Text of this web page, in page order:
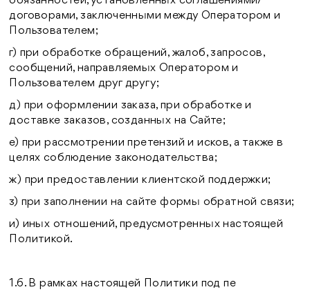
договорами, заключенными между Оператором и
Пользователем;
г) при обработке обращений, жалоб, запросов,
сообщений, направляемых Оператором и
Пользователем друг другу;
д) при оформлении заказа, приобработке и
доставке заказов, созданных на Сайте;
е) при рассмотрении претензий и исков, а также в
целях соблюдение законодательства;
ж) при предоставлении клиентской поддержки;
з) при заполнении на сайте формы обратной связи;
и) иных отношений, предусмотренных настоящей
Политикой.
1.6. В рамках настоящей Политики под пе